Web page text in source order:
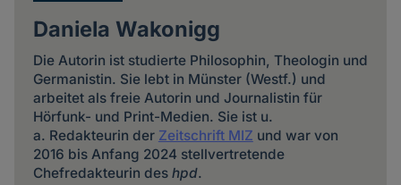
Daniela Wakonigg
Die Autorin ist studierte Philosophin, Theologin und
Germanistin. Sie lebt in Münster (Westf.) und
arbeitet als freie Autorin und Journalistin für
Hörfunk- und Print-Medien. Sie ist u.
a. Redakteurin der Zeitschrift MIZ und war von
2016 bis Anfang 2024 stellvertretende
Chefredakteurin des hpd.